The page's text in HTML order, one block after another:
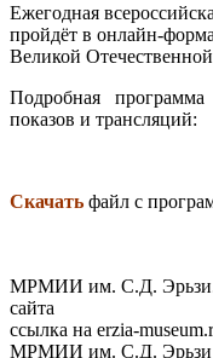
Ежегодная
пройдёт в онлайн-
Великой
Подробная
показов и трансляций:
Скачать файл с
МРМИИ им. С.Д. Эрьзи.
сайта
ссылка на erzia-
МРМИИ им. С.Д. Эрьзи